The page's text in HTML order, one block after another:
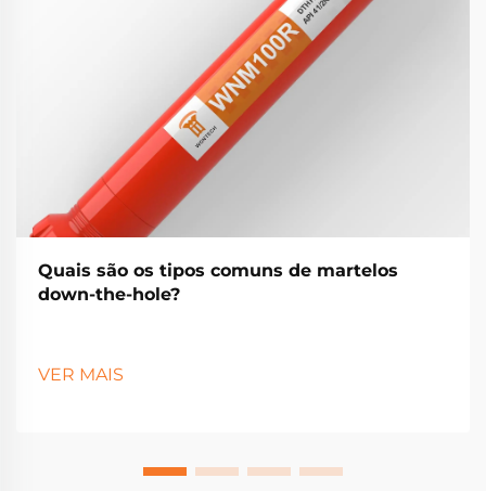
Quais são os tipos comuns de martelos
down-the-hole?
VER MAIS